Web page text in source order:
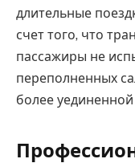
длительные
счет того, что
пассажиры не
переполненных
более